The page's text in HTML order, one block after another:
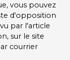
vous pouvez
d'opposition
par l'article
sur le site
courrier